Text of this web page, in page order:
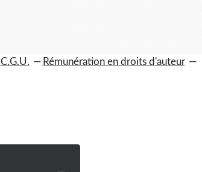
C.G.U.
Rémunération en droits d'auteur